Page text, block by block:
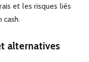
et les risques liés
alternatives